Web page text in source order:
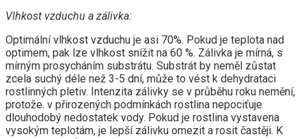
Vlhkost vzduchu a zálivka:
Optimální vlhkost vzduchu je asi 70%. Pokud je teplota nad
optimem, pak lze vlhkost snížit na 60 %. Zálivka je mírná, s
mírným prosycháním substrátu. Substrát by neměl zůstat
zcela suchý déle než 3-5 dní, může to vést k dehydrataci
rostlinných pletiv. Intenzita zálivky se v průběhu roku nemění,
protože. v přirozených podmínkách rostlina nepociťuje
dlouhodobý nedostatek vody. Pokud je rostlina vystavena
vysokým teplotám, je lepší zálivku omezit a rosit častěji. K